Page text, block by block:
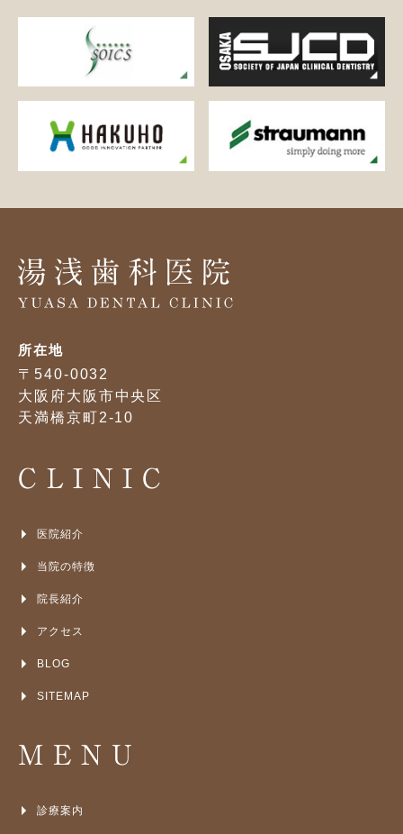
所在地
〒540-0032
大阪府大阪市中央区
天満橋京町2-10
CLINIC
医院紹介
当院の特徴
院長紹介
アクセス
BLOG
SITEMAP
MENU
診療案内